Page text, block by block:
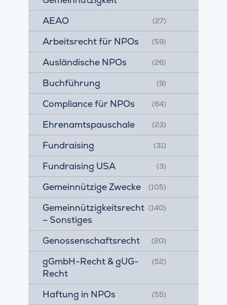
AEAO
(27)
Arbeitsrecht für NPOs (59)
Ausländische NPOs (26)
Buchführung (9)
Compliance für NPOs (64)
Ehrenamtspauschale (23)
Fundraising (31)
Fundraising USA (3)
Gemeinnützige Zwecke (105)
Gemeinnützigkeitsrecht
– Sonstiges
(140)
Genossenschaftsrecht (20)
gGmbH-Recht & gUG-
Recht
(52)
Haftung in NPOs (55)